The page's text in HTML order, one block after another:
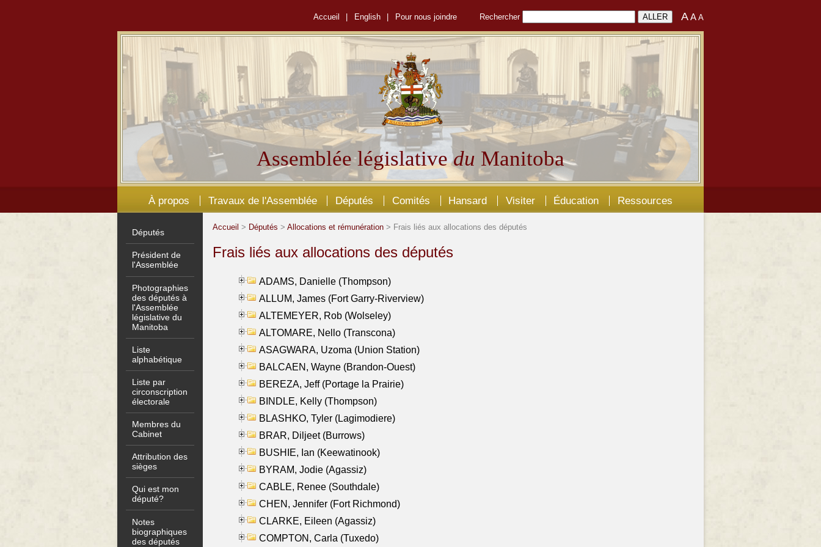
Accueil English Pour nous joindre Rechercher AA A
Assemblée législativedu Manitoba
À propos Travaux de l'Assemblée Députés Comités Hansard Visiter Éducation Ressources
Députés
Président de
l'Assemblée
Photographies
des députés à
l'Assemblée
législative du
Manitoba
Liste
alphabétique
Liste par
circonscription
électorale
Membres du
Cabinet
Attribution des
sièges
Qui est mon
député?
Notes
biographiques
des députés
Accueil > Députés > Allocations et rémunération > Frais liés aux allocations des députés
Frais liés aux allocations des députés
ADAMS, Danielle (Thompson)
ALLUM, James (Fort Garry-Riverview)
ALTEMEYER, Rob (Wolseley)
ALTOMARE, Nello (Transcona)
ASAGWARA, Uzoma (Union Station)
BALCAEN, Wayne (Brandon-Ouest)
BEREZA, Jeff (Portage la Prairie)
BINDLE, Kelly (Thompson)
BLASHKO, Tyler (Lagimodiere)
BRAR, Diljeet (Burrows)
BUSHIE, Ian (Keewatinook)
BYRAM, Jodie (Agassiz)
CABLE, Renee (Southdale)
CHEN, Jennifer (Fort Richmond)
CLARKE, Eileen (Agassiz)
COMPTON, Carla (Tuxedo)